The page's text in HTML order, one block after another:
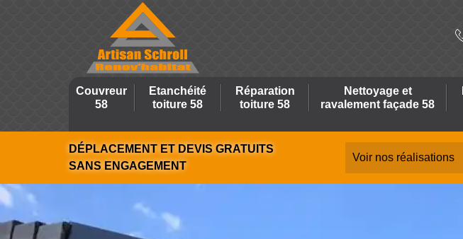
Couvreur
58
Etanchéité
toiture 58
Réparation
toiture 58
Nettoyage et
ravalement façade 58
DÉPLACEMENT ET DEVIS GRATUITS
SANS ENGAGEMENT
Voir nos réalisations